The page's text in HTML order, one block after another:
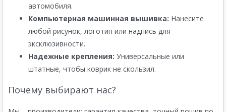
автомобиля.
Компьютерная машинная вышивка: Нанесите
любой рисунок, логотип или надпись для
эксклюзивности.
Надежные крепления: Универсальные или
штатные, чтобы коврик не скользил.
Почему выбирают нас?